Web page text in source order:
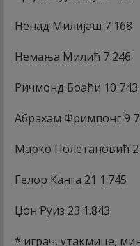
Ненад Милијаш 7 168
Немања Милић 7 246
Ричмонд Боаћи 10 743
Абрахам Фримпонг 9
Марко Полетановић
Гелор Канга 21 1.745
Џон Руиз 23 1.843
* играч, утакмице,